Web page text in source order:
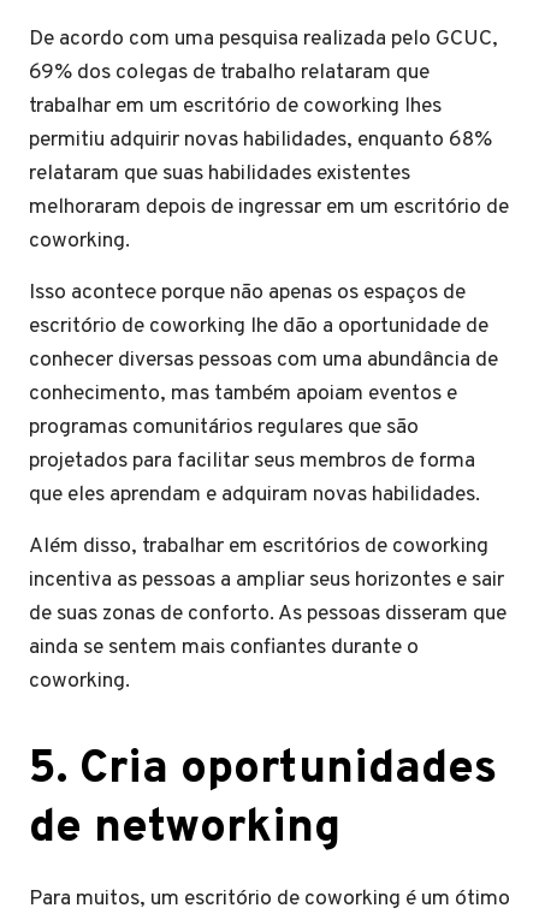
De acordo com uma pesquisa realizada pelo GCUC,
69% dos colegas de trabalho relataram que
trabalhar em um escritório de coworking lhes
permitiu adquirir novas habilidades, enquanto 68%
relataram que suas habilidades existentes
melhoraram depois de ingressar em um escritório de
coworking.
Isso acontece porque não apenas os espaços de
escritório de coworking lhe dão a oportunidade de
conhecer diversas pessoas com uma abundância de
conhecimento, mas também apoiam eventos e
programas comunitários regulares que são
projetados para facilitar seus membros de forma
que eles aprendam e adquiram novas habilidades.
Além disso, trabalhar em escritórios de coworking
incentiva as pessoas a ampliar seus horizontes e sair
de suas zonas de conforto. As pessoas disseram que
ainda se sentem mais confiantes durante o
coworking.
5. Cria oportunidades
de networking
Para muitos, um escritório de coworking é um ótimo